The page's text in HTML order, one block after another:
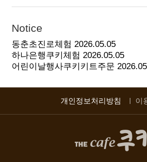
Notice
동춘초진로체험 2026.05.05
하나은행쿠키체험 2026.05.05
어린이날행사쿠키키트주문
개인정보처리방침 이